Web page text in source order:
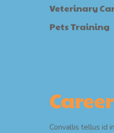
Veterinary
Pets Training
Convallis tellus id